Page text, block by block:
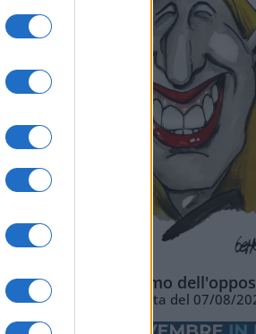
L'ottimismo
Vignetta del 07/08/